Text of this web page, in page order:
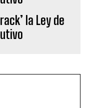
la Ley de